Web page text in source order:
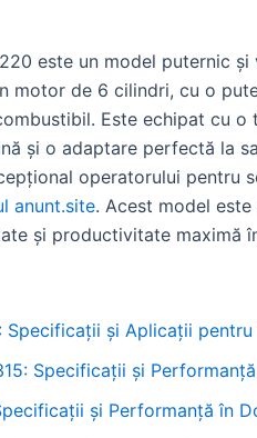
este un model puternic
motor de 6 cilindri, cu o
Este echipat cu o
și o adaptare perfectă la
operatorului pentru
anunt.site. Acest model
și productivitate maximă
Specificații și Aplicații
Specificații și
și Performanță în